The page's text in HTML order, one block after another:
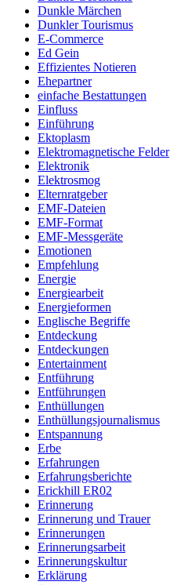
Dunkle Märchen
Dunkler Tourismus
E-Commerce
Ed Gein
Effizientes Notieren
Ehepartner
einfache Bestattungen
Einfluss
Einführung
Ektoplasm
Elektromagnetische Felder
Elektronik
Elektrosmog
Elternratgeber
EMF-Dateien
EMF-Format
EMF-Messgeräte
Emotionen
Empfehlung
Energie
Energiearbeit
Energieformen
Englische Begriffe
Entdeckung
Entdeckungen
Entertainment
Entführung
Entführungen
Enthüllungen
Enthüllungsjournalismus
Entspannung
Erbe
Erfahrungen
Erfahrungsberichte
Erickhill ER02
Erinnerung
Erinnerung und Trauer
Erinnerungen
Erinnerungsarbeit
Erinnerungskultur
Erklärung